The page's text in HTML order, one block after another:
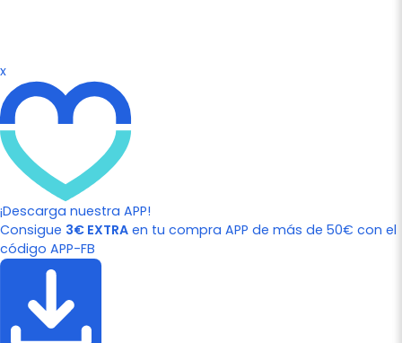
x
¡Descarga nuestra APP!
Consigue 3€ EXTRA en tu compra APP de más de 50€ con el
código APP-FB